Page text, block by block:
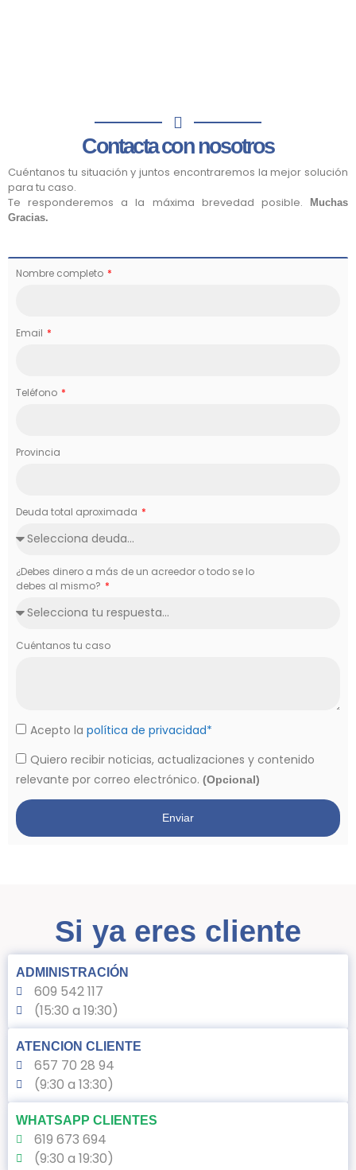
Contacta con nosotros
Cuéntanos tu situación y juntos encontraremos la mejor solución
para tu caso.
Te responderemos a la máxima brevedad posible.
Muchas
Gracias.
Nombre completo
Email
Teléfono
Provincia
Deuda total aproximada
¿Debes dinero a más de un acreedor o todo se lo
debes al mismo?
Cuéntanos tu caso
Acepto la política de privacidad*
Quiero recibir noticias, actualizaciones y contenido
relevante por correo electrónico. (Opcional)
Enviar
Si ya eres cliente
ADMINISTRACIÓN
609 542 117
(15:30 a 19:30)
ATENCION CLIENTE
657 70 28 94
(9:30 a 13:30)
WHATSAPP CLIENTES
619 673 694
(9:30 a 19:30)